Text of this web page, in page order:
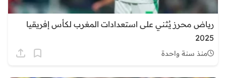
رياض محرز يُثني على استعدادات المغرب لكأس إفريقيا
2025
منذ سنة واحدة